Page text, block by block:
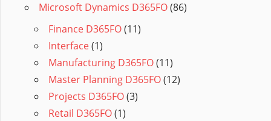
Microsoft Dynamics D365FO(86)
Finance D365FO(11)
Interface(1)
Manufacturing D365FO(11)
Master Planning D365FO(12)
Projects D365FO(3)
Retail D365FO(1)